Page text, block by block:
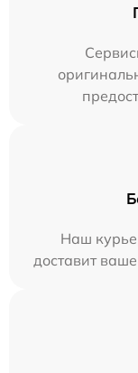
Наш
доставит